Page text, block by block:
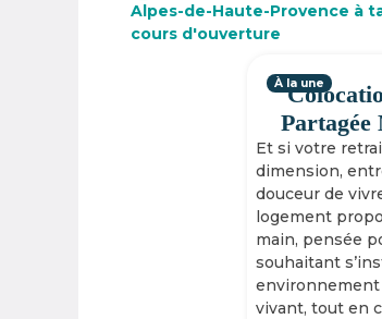
Alpes-de-Haute-Provence à
cours d'ouverture
Et si votre
dimension,
douceur de
logement
main, pensée
souhaitant
environnement
vivant, tout en
À la une